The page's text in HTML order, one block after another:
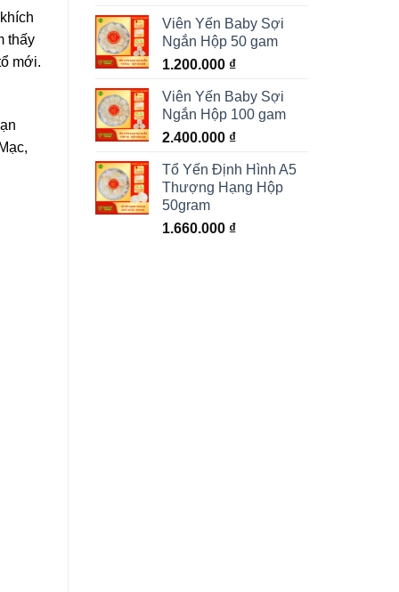
thấy
mới.
là:
350.000 ₫.
Viên Yến Baby Sợi
Ngắn Hộp 50 gam
1.200.000 ₫
Viên Yến Baby Sợi
Ngắn Hộp 100 gam
2.400.000 ₫
Tổ Yến Định Hình A5
Thượng Hạng Hộp
50gram
1.660.000 ₫